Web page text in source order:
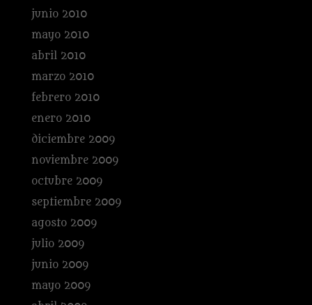
junio 2010
mayo 2010
abril 2010
marzo 2010
febrero 2010
enero 2010
diciembre 2009
noviembre 2009
octubre 2009
septiembre 2009
agosto 2009
julio 2009
junio 2009
mayo 2009